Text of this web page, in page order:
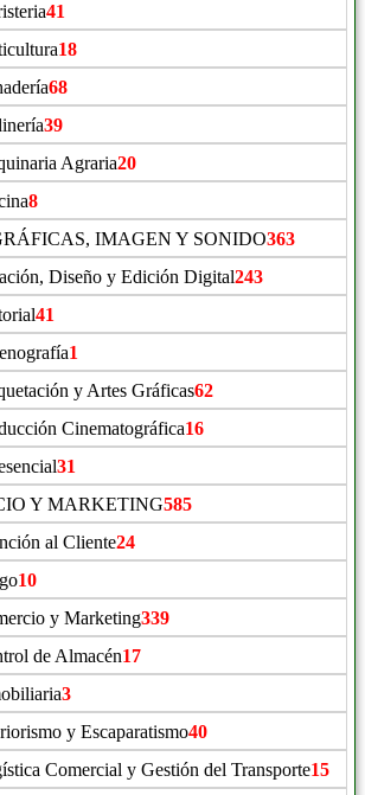
41
18
68
39
Agraria20
8
IMAGEN Y SONIDO363
Diseño y Edición Digital243
41
1
y Artes Gráficas62
Cinematográfica16
31
Y MARKETING585
al Cliente24
10
y Marketing339
de Almacén17
3
y Escaparatismo40
Comercial y Gestión del Transporte15